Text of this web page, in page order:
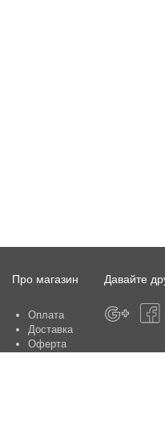
Про магазин
Оплата
Доставка
Оферта
Давайте